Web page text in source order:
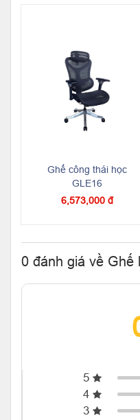
Ghế công thái học
GLE16
6,573,000 đ
0 đánh giá về Ghế
5
4
3